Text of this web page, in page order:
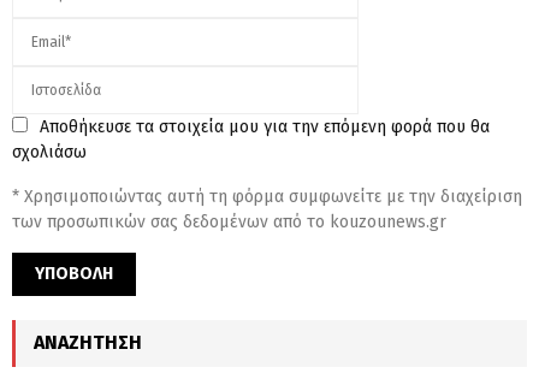
Αποθήκευσε τα στοιχεία μου για την επόμενη φορά που θα
σχολιάσω
* Χρησιμοποιώντας αυτή τη φόρμα συμφωνείτε με την διαχείριση
των προσωπικών σας δεδομένων από το kouzounews.gr
ΑΝΑΖΉΤΗΣΗ